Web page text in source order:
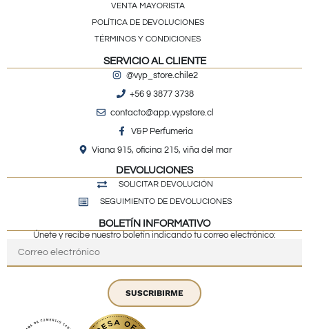
VENTA MAYORISTA
POLÍTICA DE DEVOLUCIONES
TÉRMINOS Y CONDICIONES
SERVICIO AL CLIENTE
@vyp_store.chile2
+56 9 3877 3738
contacto@app.vypstore.cl
V&P Perfumeria
Viana 915, oficina 215, viña del mar
DEVOLUCIONES
SOLICITAR DEVOLUCIÓN
SEGUIMIENTO DE DEVOLUCIONES
BOLETÍN INFORMATIVO
Únete y recibe nuestro boletín indicando tu correo electrónico:
SUSCRIBIRME